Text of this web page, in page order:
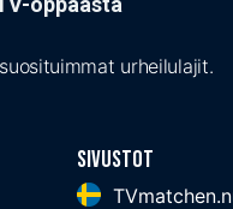
urheilulajit.
Sivustot